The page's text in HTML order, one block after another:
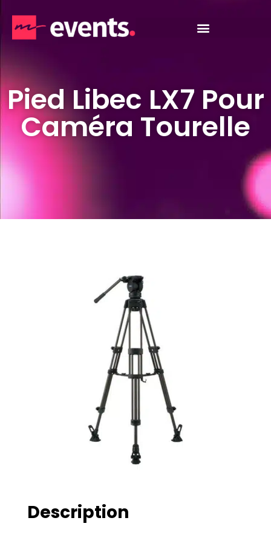
Pied Libec LX7 Pour
Caméra Tourelle
Description